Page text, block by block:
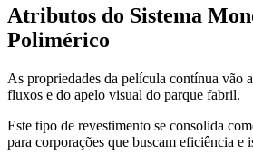
Atributos do Sistema
Polimérico
As propriedades da película contínua vão
fluxos e do apelo visual do parque fabril.
Este tipo de revestimento se consolida
para corporações que buscam eficiência e